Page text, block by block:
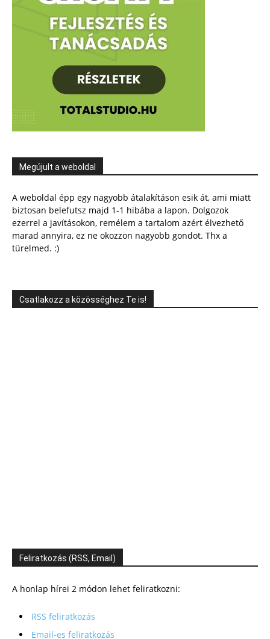
Megújult a weboldal
A weboldal épp egy nagyobb átalakításon esik át, ami miatt
biztosan belefutsz majd 1-1 hibába a lapon. Dolgozok
ezerrel a javításokon, remélem a tartalom azért élvezhető
marad annyira, ez ne okozzon nagyobb gondot. Thx a
türelmed. :)
Csatlakozz a közösséghez Te is!
Feliratkozás (RSS, Email)
A honlap hírei 2 módon lehet feliratkozni:
RSS feliratkozás
Email-es feliratkozás